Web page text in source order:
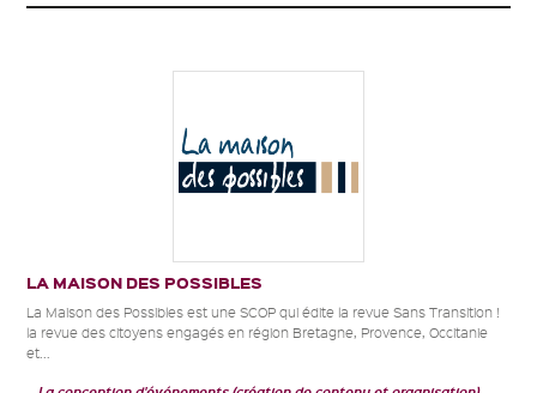
LA MAISON DES POSSIBLES
La Maison des Possibles est une SCOP qui édite la revue Sans Transition !
la revue des citoyens engagés en région Bretagne, Provence, Occitanie
et...